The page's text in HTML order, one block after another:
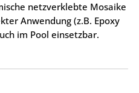
netzverklebte Mosaike
Anwendung (z.B. Epoxy
im Pool einsetzbar.